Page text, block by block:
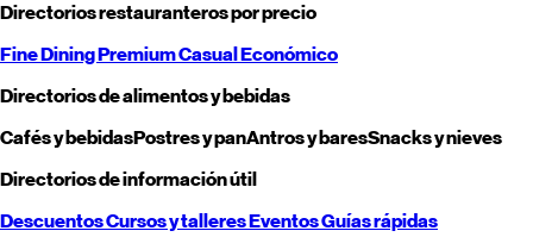
Directorios restauranteros por precio
Fine DiningPremiumCasualEconómico
Directorios de alimentos y bebidas
Cafés y bebidasPostres y panAntros y baresSnacks y nieves
Directorios de información útil
DescuentosCursos y talleresEventosGuías rápidas